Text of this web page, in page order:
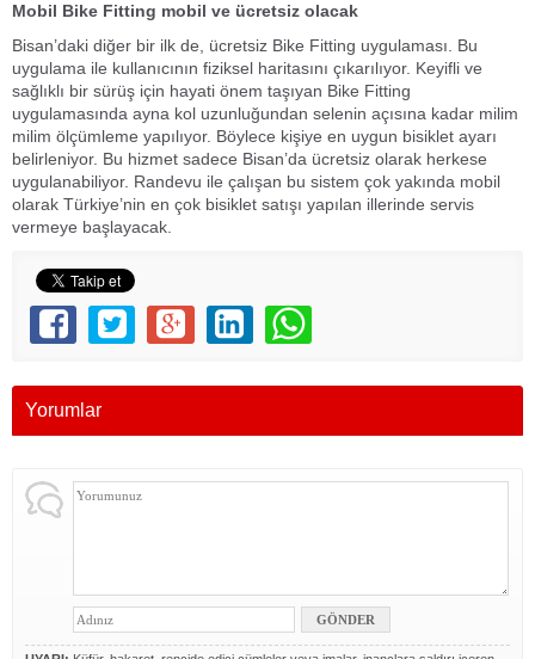
Mobil Bike Fitting mobil ve ücretsiz olacak
Bisan’daki diğer bir ilk de, ücretsiz Bike Fitting uygulaması. Bu
uygulama ile kullanıcının fiziksel haritasını çıkarılıyor. Keyifli ve
sağlıklı bir sürüş için hayati önem taşıyan Bike Fitting
uygulamasında ayna kol uzunluğundan selenin açısına kadar milim
milim ölçümleme yapılıyor. Böylece kişiye en uygun bisiklet ayarı
belirleniyor. Bu hizmet sadece Bisan’da ücretsiz olarak herkese
uygulanabiliyor. Randevu ile çalışan bu sistem çok yakında mobil
olarak Türkiye’nin en çok bisiklet satışı yapılan illerinde servis
vermeye başlayacak.
Yorumlar